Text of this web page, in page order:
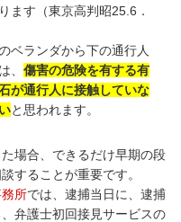
ます（東京高判昭25.6．
ベランダから下の通行人
、傷害の危険を有する有
が通行人に接触していな
と思われます。
場合、できるだけ早期の段
することが重要です。
所では、逮捕当日に、逮捕
弁護士初回接見サービスの